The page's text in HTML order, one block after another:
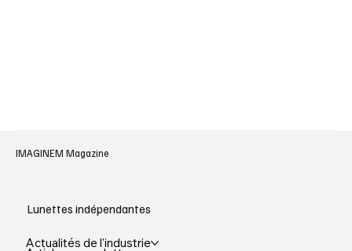
IMAGINEM Magazine
Lunettes indépendantes
Actualités de l'industrie